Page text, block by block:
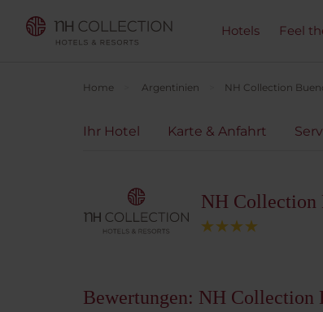
Hotels Feel
Home Argentinien NH Collection
Ihr Hotel Karte & Anfahrt
NH Collection
Bewertungen: NH Collection